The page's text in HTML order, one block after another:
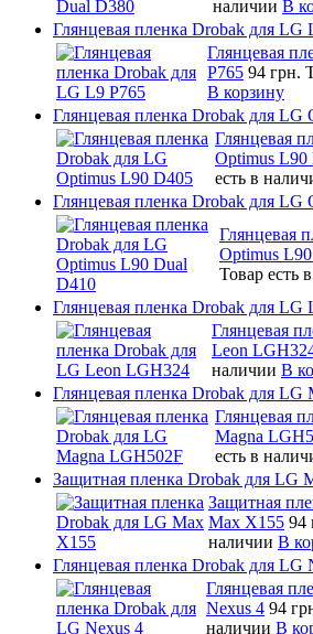
наличии В
Глянцевая пленка Drobak для LG
Глянцевая
P765 94 грн.
В корзину
Глянцевая пленка Drobak для LG
Глянцевая
Optimus L90
есть в
Глянцевая пленка Drobak для
Глянцевая
Optimus
Товар есть
Глянцевая пленка Drobak для LG
Глянцевая
Leon
наличии В
Глянцевая пленка Drobak для LG
Глянцевая
Magna
есть в
Защитная пленка Drobak для LG
Защитная
Max X155 94
наличии В
Глянцевая пленка Drobak для LG
Глянцевая
Nexus 4 94
наличии В